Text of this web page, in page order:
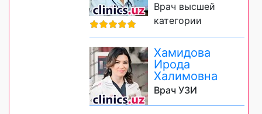
Врач высшей
категории
Хамидова
Ирода
Халимовна
Врач УЗИ